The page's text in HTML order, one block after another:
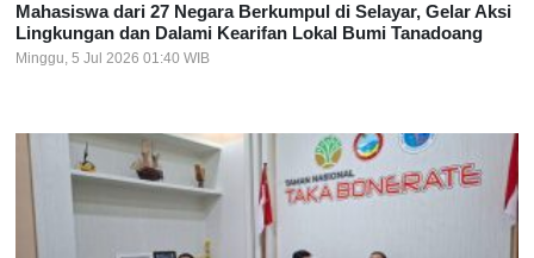
Mahasiswa dari 27 Negara Berkumpul di Selayar, Gelar Aksi
Lingkungan dan Dalami Kearifan Lokal Bumi Tanadoang
Minggu, 5 Jul 2026 01:40 WIB